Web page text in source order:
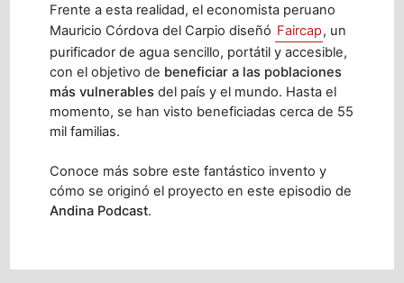
Frente a esta realidad, el economista peruano
Mauricio Córdova del Carpio diseñó Faircap, un
purificador de agua sencillo, portátil y accesible,
con el objetivo de beneficiar a las poblaciones
más vulnerables del país y el mundo. Hasta el
momento, se han visto beneficiadas cerca de 55
mil familias.
Conoce más sobre este fantástico invento y
cómo se originó el proyecto en este episodio de
Andina Podcast.